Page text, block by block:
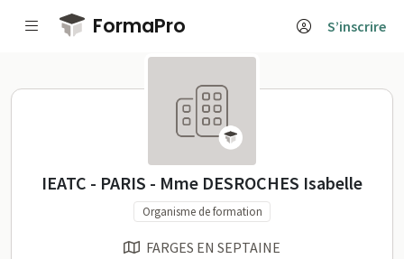
Passer au contenu principal
FormaPro S’inscrire
IEATC - PARIS - Mme
IEATC - PARIS - Mme DESROCHES Isabelle
Organisme de formation
FARGES EN SEPTAINE